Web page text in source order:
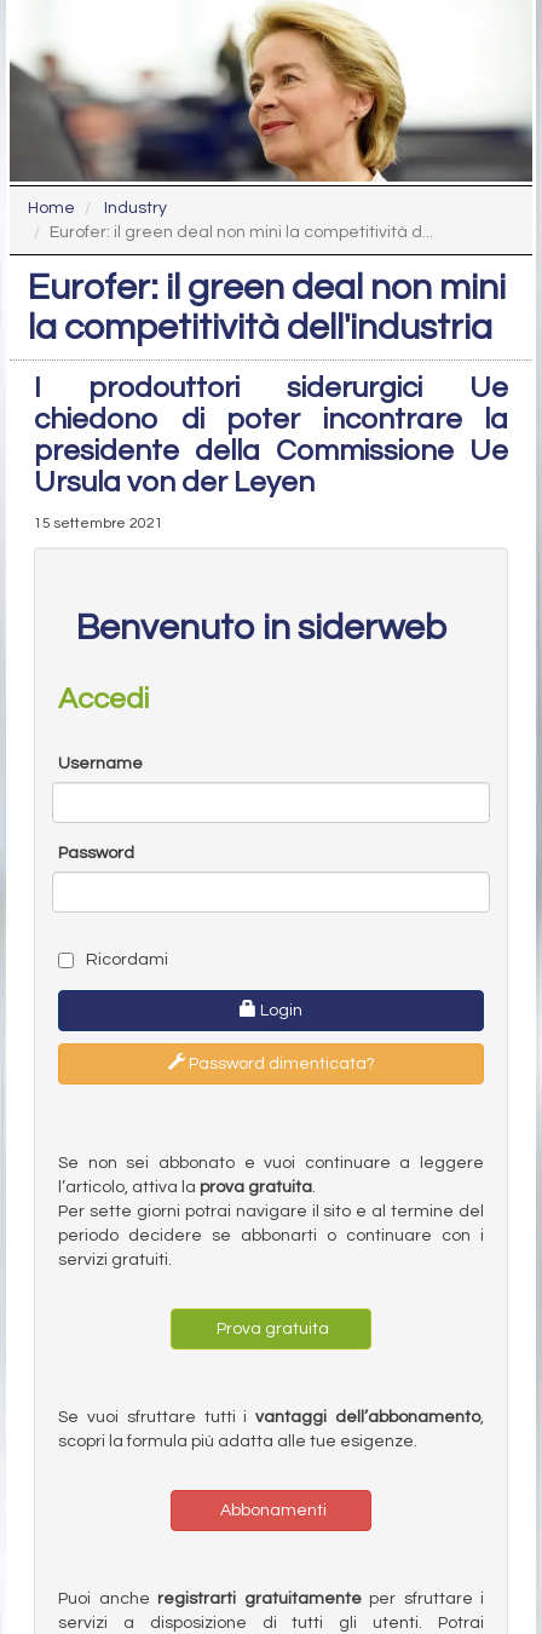
Home
Industry
Eurofer: il green deal non mini la competitività d...
Eurofer: il green deal non mini
la competitività dell'industria
I prodouttori siderurgici Ue
chiedono di poter incontrare la
presidente della Commissione Ue
Ursula von der Leyen
15 settembre 2021
Benvenuto in siderweb
Accedi
Username
Password
Ricordami
Login
Password dimenticata?
Se non sei abbonato e vuoi continuare a leggere
l’articolo, attiva la prova gratuita.
Per sette giorni potrai navigare il sito e al termine del
periodo decidere se abbonarti o continuare con i
servizi gratuiti.
Prova gratuita
Se vuoi sfruttare tutti ivantaggi dell’abbonamento,
scopri la formula più adatta alle tue esigenze.
Abbonamenti
Puoi anche registrarti gratuitamenteper sfruttare i
servizi a disposizione di tutti gli utenti. Potrai